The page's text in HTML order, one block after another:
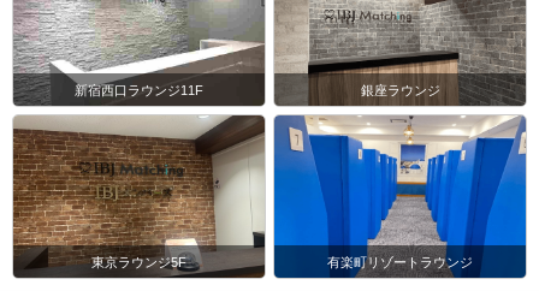
時間
15分前より受付開始。1時間半を予
定。
※開始時刻から30分以上遅れる場合は
参加をご遠慮いただいております。
人数
8対8程度で進行予定。（最少開催人
数：4対4）
※募集締め切り以降のキャンセルによ
っては男女差が変動する場合がござい
ます。
新宿西口ラウンジ11F 銀座ラウンジ
東京ラウンジ5F 有楽町リゾートラウンジ